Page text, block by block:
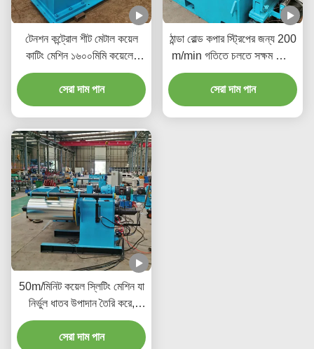
টেনশন কন্ট্রোল শীট মেটাল কয়েল
কাটিং মেশিন ১৬০০মিমি কয়েলের
পুরুত্ব ৩মিমি, কাটিং গতি ১২০মি/
মিনিট
সেরা দাম পান
ঠান্ডা রোল্ড কপার স্ট্রিপের জন্য 200
m/min গতিতে চলতে সক্ষম স্পিড
অপারেশন কয়েল মেটাল শীট স্লিটিং
মেশিন
সেরা দাম পান
50m/মিনিট কয়েল স্লিটিং মেশিন যা
নির্ভুল ধাতব উপাদান তৈরি করে,
যানবাহন প্রস্তুতকারক শিল্প
সেরা দাম পান